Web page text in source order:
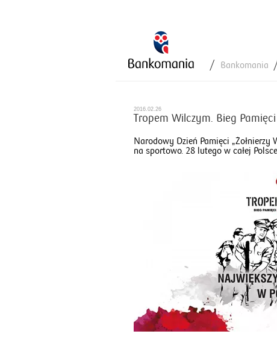
Bankomania
2016.02.26
Tropem Wilczym. Bieg
Narodowy Dzień Pamięci
na sportowo. 28 lutego w całej